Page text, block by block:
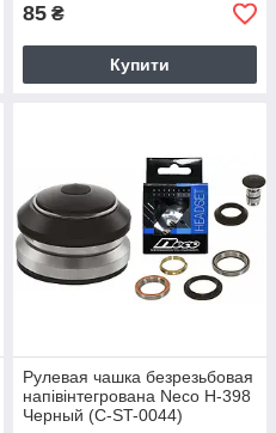
85 ₴
Купити
Рулевая чашка безрезьбовая
напівінтегрована Neco H-398
Черный (C-ST-0044)